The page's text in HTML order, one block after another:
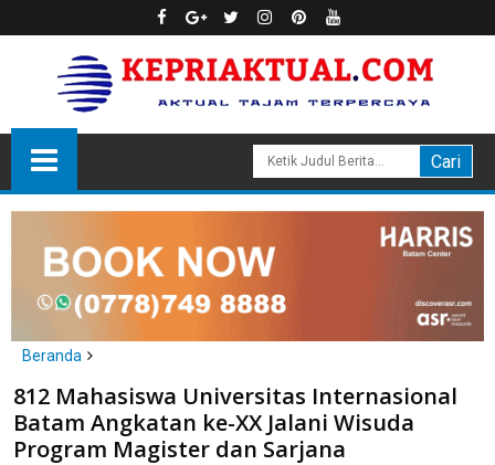
Beranda
812 Mahasiswa Universitas Internasional Batam Angkatan ke-
XX Jalani Wisuda Program Magister dan Sarjana
812 Mahasiswa Universitas Internasional
Batam Angkatan ke-XX Jalani Wisuda
Program Magister dan Sarjana